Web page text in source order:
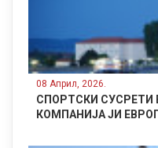
08 Април, 2026.
СПОРТСКИ СУСРЕТИ
КОМПАНИЈА ЈИ